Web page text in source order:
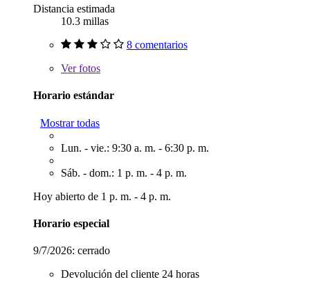
Distancia estimada
10.3 millas
8 comentarios
Verfotos
Horario estándar
Mostrar todas
Lun. - vie.: 9:30 a. m. - 6:30 p. m.
Sáb. - dom.: 1 p. m. - 4 p. m.
Hoy abierto de 1 p. m. - 4 p. m.
Horario especial
9/7/2026: cerrado
Devolución del cliente 24 horas